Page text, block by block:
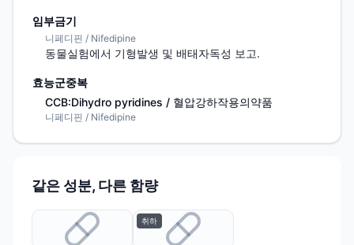
임부금기
니페디핀 / Nifedipine
동물실험에서 기형발생 및 배태자독성 보고.
효능군중복
CCB:Dihydro pyridines / 혈압강하작용의약품
니페디핀 / Nifedipine
같은 성분, 다른 함량
취하